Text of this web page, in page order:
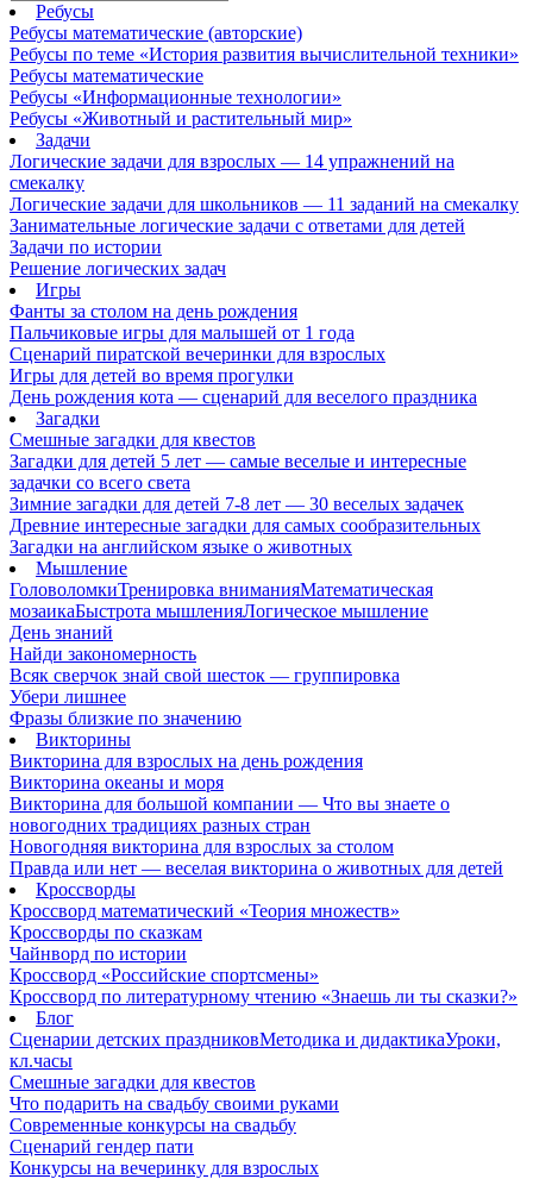
Ребусы
Ребусы математические (авторские)
Ребусы по теме «История развития вычислительной техники»
Ребусы математические
Ребусы «Информационные технологии»
Ребусы «Животный и растительный мир»
Задачи
Логические задачи для взрослых — 14 упражнений на
смекалку
Логические задачи для школьников — 11 заданий на смекалку
Занимательные логические задачи с ответами для детей
Задачи по истории
Решение логических задач
Игры
Фанты за столом на день рождения
Пальчиковые игры для малышей от 1 года
Сценарий пиратской вечеринки для взрослых
Игры для детей во время прогулки
День рождения кота — сценарий для веселого праздника
Загадки
Смешные загадки для квестов
Загадки для детей 5 лет — самые веселые и интересные
задачки со всего света
Зимние загадки для детей 7-8 лет — 30 веселых задачек
Древние интересные загадки для самых сообразительных
Загадки на английском языке о животных
Мышление
ГоловоломкиТренировка вниманияМатематическая
мозаикаБыстрота мышленияЛогическое мышление
День знаний
Найди закономерность
Всяк сверчок знай свой шесток — группировка
Убери лишнее
Фразы близкие по значению
Викторины
Викторина для взрослых на день рождения
Викторина океаны и моря
Викторина для большой компании — Что вы знаете о
новогодних традициях разных стран
Новогодняя викторина для взрослых за столом
Правда или нет — веселая викторина о животных для детей
Кроссворды
Кроссворд математический «Теория множеств»
Кроссворды по сказкам
Чайнворд по истории
Кроссворд «Российские спортсмены»
Кроссворд по литературному чтению «Знаешь ли ты сказки?»
Блог
Сценарии детских праздниковМетодика и дидактикаУроки,
кл.часы
Смешные загадки для квестов
Что подарить на свадьбу своими руками
Современные конкурсы на свадьбу
Сценарий гендер пати
Конкурсы на вечеринку для взрослых